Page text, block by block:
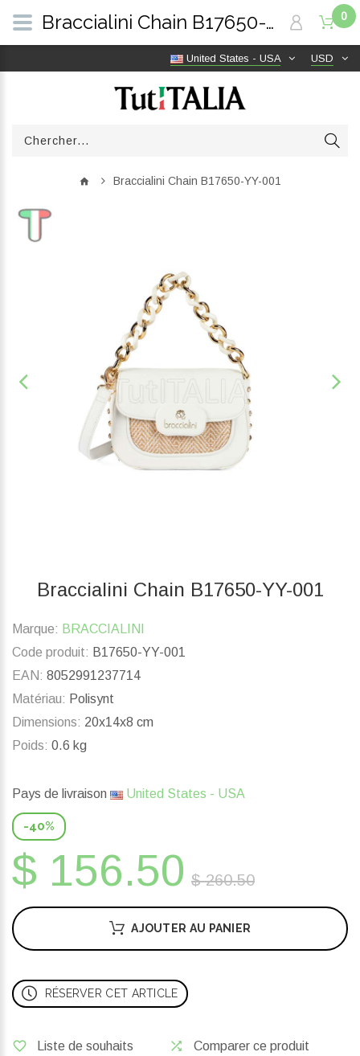
USD
United States - USA
0
Braccialini Chain B17650-YY-001
Braccialini Chain B17650-YY-001
Marque: BRACCIALINI
Code produit: B17650-YY-001
EAN: 8052991237714
Matériau: Polisynt
Dimensions: 20x14x8 cm
Poids: 0.6 kg
Pays de livraison United States - USA
-40%
$ 156.50 $ 260.50
AJOUTER AU PANIER
RÉSERVER CET ARTICLE
Liste de souhaits Comparer ce produit
Braccialini Chain B17650-YY-001 | TutITALIA